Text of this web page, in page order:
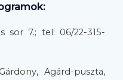
sor 7.; tel: 06/22-315-
Agárd-puszta,